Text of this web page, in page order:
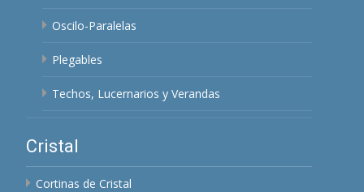
Oscilo-Paralelas
Plegables
Techos, Lucernarios y Verandas
Cristal
Cortinas de Cristal